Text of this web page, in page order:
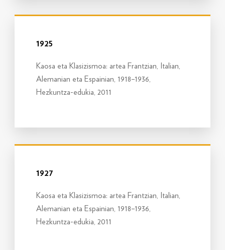
1925
Kaosa eta Klasizismoa: artea Frantzian, Italian,
Alemanian eta Espainian, 1918–1936,
Hezkuntza-edukia, 2011
1927
Kaosa eta Klasizismoa: artea Frantzian, Italian,
Alemanian eta Espainian, 1918–1936,
Hezkuntza-edukia, 2011